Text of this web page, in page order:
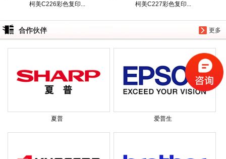
柯美C226彩色复印... 柯美C227彩色复印...
更多
合作伙伴
夏普 爱普生